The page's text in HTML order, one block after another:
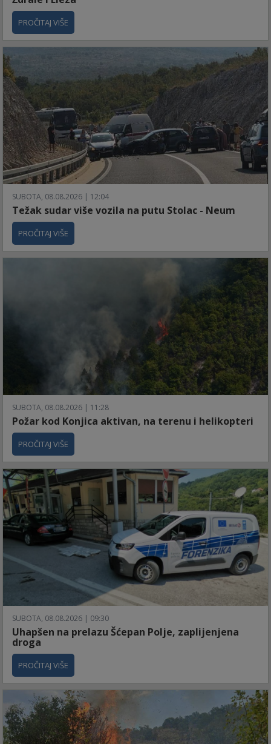
PROČITAJ VIŠE
SUBOTA, 08.08.2026 | 12:04
Težak sudar više vozila na putu Stolac - Neum
PROČITAJ VIŠE
SUBOTA, 08.08.2026 | 11:28
Požar kod Konjica aktivan, na terenu i helikopteri
PROČITAJ VIŠE
SUBOTA, 08.08.2026 | 09:30
Uhapšen na prelazu Šćepan Polje, zaplijenjena
droga
PROČITAJ VIŠE